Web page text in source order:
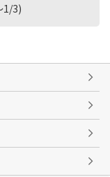
1/3)